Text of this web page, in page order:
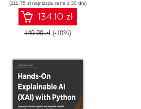
LlamaIndex, Deep
Lake, and Pinecone
(111,75 zł najniższa cena z 30 dni)
134.10 zł
149.00 zł (-10%)